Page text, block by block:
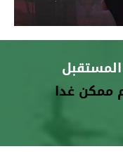
ممكن غدا